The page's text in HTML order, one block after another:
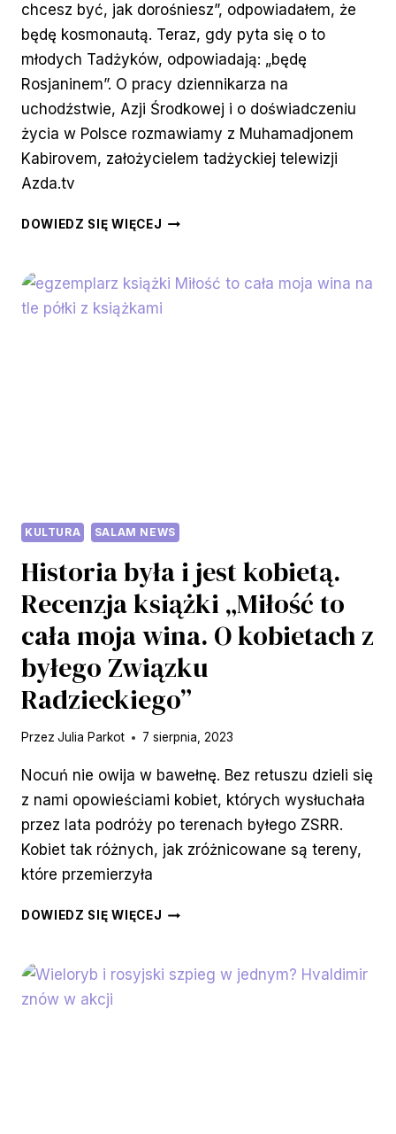
chcesz być, jak dorośniesz”, odpowiadałem, że
będę kosmonautą. Teraz, gdy pyta się o to
młodych Tadżyków, odpowiadają: „będę
Rosjaninem”. O pracy dziennikarza na
uchodźstwie, Azji Środkowej i o doświadczeniu
życia w Polsce rozmawiamy z Muhamadjonem
Kabirovem, założycielem tadżyckiej telewizji
Azda.tv
DOWIEDZ SIĘ WIĘCEJ TADŻYCKA
CENTRUM
POLSKI.
KULTURA SALAM NEWS
Historia była i jest kobietą.
Recenzja książki „Miłość to
cała moja wina. O kobietach z
byłego Związku
Radzieckiego”
Przez Julia Parkot 7 sierpnia, 2023
Nocuń nie owija w bawełnę. Bez retuszu dzieli się
z nami opowieściami kobiet, których wysłuchała
przez lata podróży po terenach byłego ZSRR.
Kobiet tak różnych, jak zróżnicowane są tereny,
które przemierzyła
DOWIEDZ SIĘ WIĘCEJ HISTORIA
JEST